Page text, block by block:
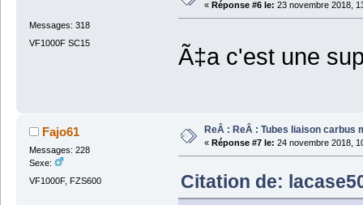
Messages: 318
VF1000F SC15
« Réponse #6 le: 23 novembre 2018,
Ã‡a c'est une
Fajo61
Messages: 228
Sexe:
VF1000F, FZS600
ReÂ : ReÂ : Tubes liaison carbus
« Réponse #7 le: 24 novembre 2018,
Citation de: